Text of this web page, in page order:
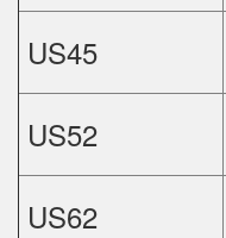
US45
US52
US62